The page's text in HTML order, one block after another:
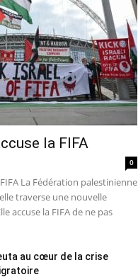
la FIFA
0
La Fédération palestinienne
traverse une nouvelle
accuse la FIFA de ne pas
au cœur de la crise